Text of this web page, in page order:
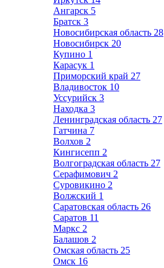
Ангарск 5
Братск 3
Новосибирская область 28
Новосибирск 20
Купино 1
Карасук 1
Приморский край 27
Владивосток 10
Уссурийск 3
Находка 3
Ленинградская область 27
Гатчина 7
Волхов 2
Кингисепп 2
Волгоградская область 27
Серафимович 2
Суровикино 2
Волжский 1
Саратовская область 26
Саратов 11
Маркс 2
Балашов 2
Омская область 25
Омск 16